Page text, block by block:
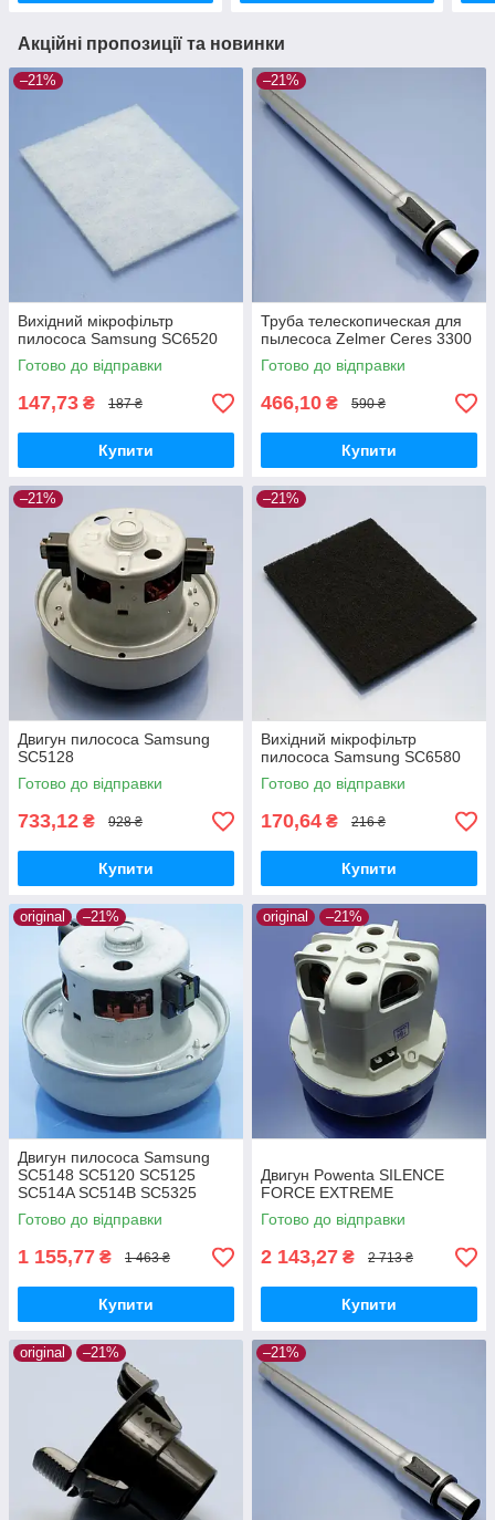
Акційні пропозиції та новинки
–21%
Вихідний мікрофільтр
пилососа Samsung SC6520
Готово до відправки
147,73 ₴ 187 ₴
Купити
–21%
Труба телескопическая для
пылесоса Zelmer Ceres 3300
Готово до відправки
466,10 ₴ 590 ₴
Купити
–21%
Двигун пилососа Samsung
SC5128
Готово до відправки
733,12 ₴ 928 ₴
Купити
–21%
Вихідний мікрофільтр
пилососа Samsung SC6580
Готово до відправки
170,64 ₴ 216 ₴
Купити
original –21%
Двигун пилососа Samsung
SC5148 SC5120 SC5125
SC514A SC514B SC5325
оригінал
Готово до відправки
1 155,77 ₴ 1 463 ₴
Купити
original –21%
Двигун Powenta SILENCE
FORCE EXTREME
Готово до відправки
2 143,27 ₴ 2 713 ₴
Купити
original –21% –21%